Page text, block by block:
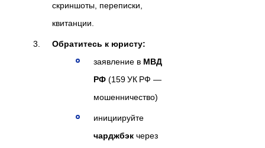
скриншоты, переписки,
квитанции.
Обратитесь к юристу:
заявление в МВД
РФ (159 УК РФ —
мошенничество)
инициируйте
чарджбэк через